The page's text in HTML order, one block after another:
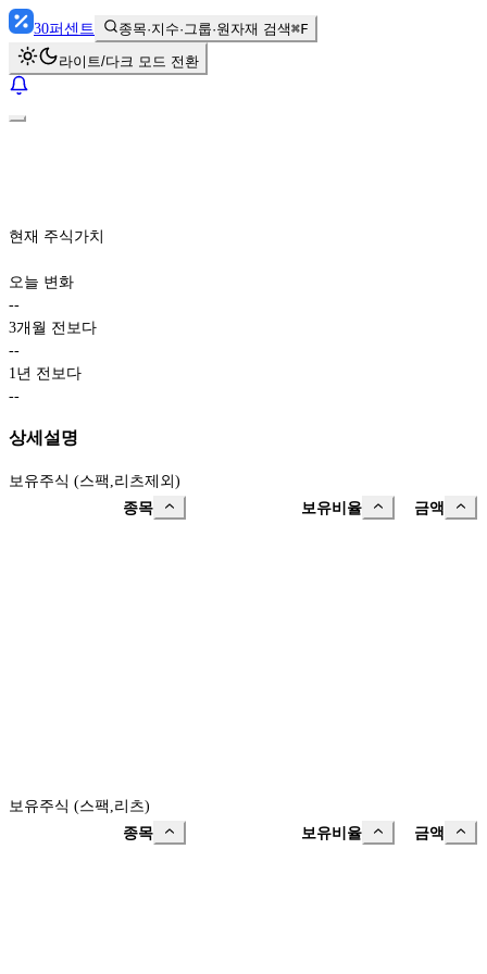
30퍼센트 종목·지수·그룹·원자재 검색⌘F
라이트/다크 모드 전환
현재 주식가치
오늘 변화
--
3개월 전보다
--
1년 전보다
--
상세설명
보유주식 (스팩,리츠제외)
종목
보유비율 금액
보유주식 (스팩,리츠)
종목
보유비율 금액